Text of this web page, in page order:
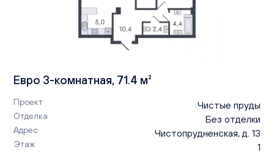
Евро 3-комнатная, 71.4 м²
Проект Чистые пруды
Отделка Без отделки
Адрес Чистопрудненская, д. 13
Этаж 1